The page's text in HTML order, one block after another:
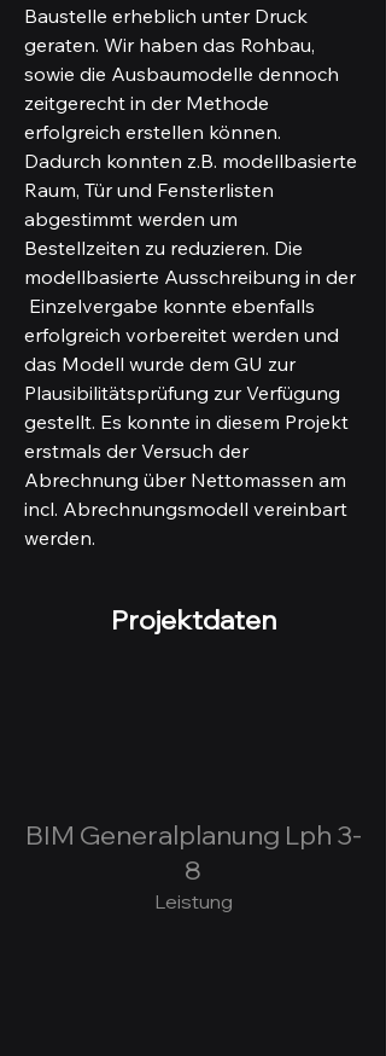
Baustelle erheblich unter Druck
geraten. Wir haben das Rohbau,
sowie die Ausbaumodelle dennoch
zeitgerecht in der Methode
erfolgreich erstellen können.
Dadurch konnten z.B. modellbasierte
Raum, Tür und Fensterlisten
abgestimmt werden um
Bestellzeiten zu reduzieren. Die
modellbasierte Ausschreibung in der
Einzelvergabe konnte ebenfalls
erfolgreich vorbereitet werden und
das Modell wurde dem GU zur
Plausibilitätsprüfung zur Verfügung
gestellt. Es konnte in diesem Projekt
erstmals der Versuch der
Abrechnung über Nettomassen am
incl. Abrechnungsmodell vereinbart
werden.
Projektdaten
BIM Generalplanung Lph 3-
8
Leistung